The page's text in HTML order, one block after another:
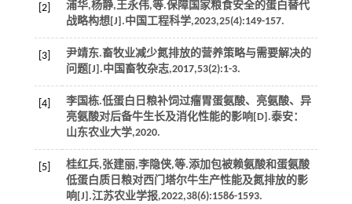
[2] 浦华,杨静,王永伟,等.保障国家粮食安全的蛋白替代
战略构想[J].中国工程科学,2023,25(4):149-157.
[3]
尹靖东.畜牧业减少氮排放的营养策略与需要解决的
问题[J].中国畜牧杂志,2017,53(2):1-3.
[4]
李国栋.低蛋白日粮补饲过瘤胃蛋氨酸、亮氨酸、异
亮氨酸对后备牛生长及消化性能的影响[D].泰安：
山东农业大学,2020.
[5] 桂红兵,张建丽,李隐侠,等.添加包被赖氨酸和蛋氨酸
低蛋白质日粮对西门塔尔牛生产性能及氮排放的影
响[J].江苏农业学报,2022,38(6):1586-1593.